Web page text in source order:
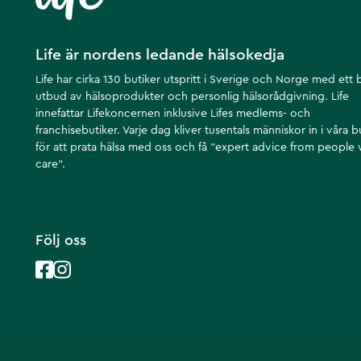
Life är nordens ledande hälsokedja
Life har cirka 130 butiker utspritt i Sverige och Norge med ett
utbud av hälsoprodukter och personlig hälsorådgivning. Life
innefattar Lifekoncernen inklusive Lifes medlems- och
franchisebutiker. Varje dag kliver tusentals människor in i våra
för att prata hälsa med oss och få ”expert advice from people
care”.
Följ oss